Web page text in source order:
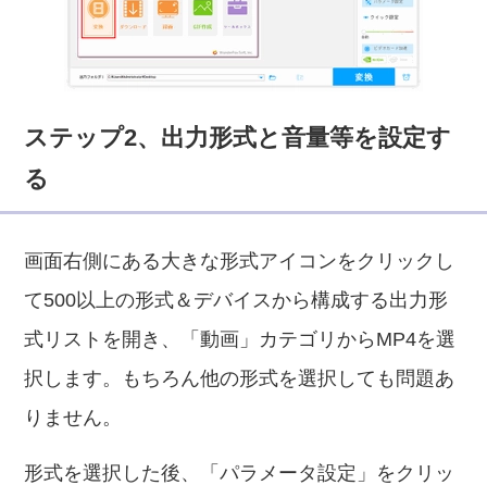
ステップ2、出力形式と音量等を設定す
る
画面右側にある大きな形式アイコンをクリックし
て500以上の形式＆デバイスから構成する出力形
式リストを開き、「動画」カテゴリからMP4を選
択します。もちろん他の形式を選択しても問題あ
りません。
形式を選択した後、「パラメータ設定」をクリッ